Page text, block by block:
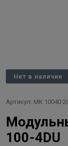
Нет в наличии
Артикул: MK 10040
100-4DU